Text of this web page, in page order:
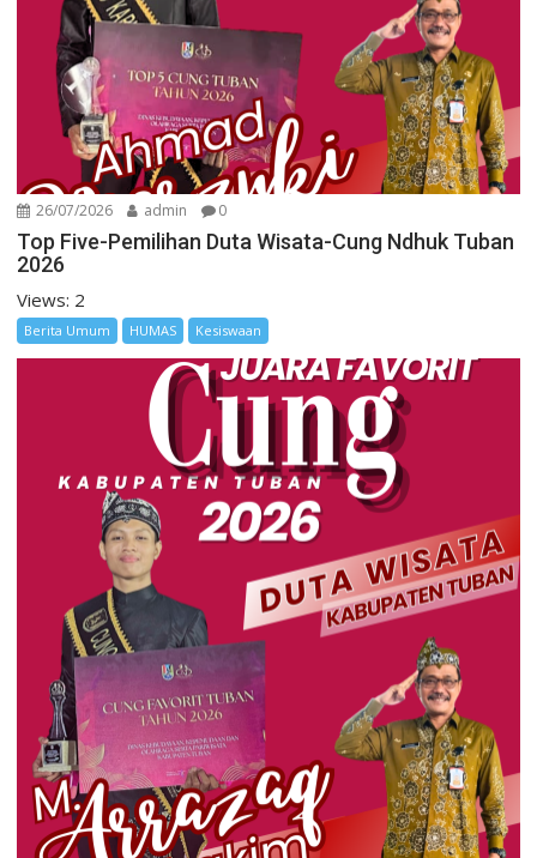
26/07/2026 admin 0
Top Five-Pemilihan Duta Wisata-Cung Ndhuk Tuban
2026
Views: 2
Berita Umum HUMAS Kesiswaan